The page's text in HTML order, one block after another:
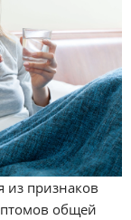
из признаков
общей